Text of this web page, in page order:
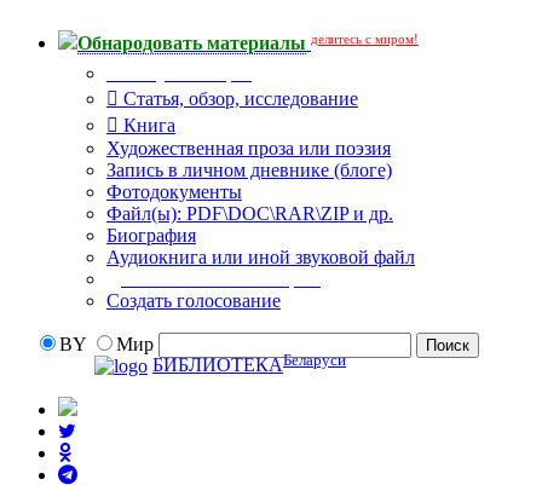
Обнародовать материалы делитесь с миром!
Статья, обзор, исследование
Книга
Художественная проза или поэзия
Запись в личном дневнике (блоге)
Фотодокументы
Файл(ы): PDF\DOC\RAR\ZIP и др.
Биография
Аудиокнига или иной звуковой файл
Создать голосование
BY
Мир
БИБЛИОТЕКАБеларуси